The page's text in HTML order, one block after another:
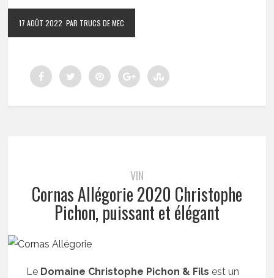
17 AOÛT 2022 PAR TRUCS DE MEC
VIN
Cornas Allégorie 2020 Christophe
Pichon, puissant et élégant
Le Domaine Christophe Pichon & Fils est un